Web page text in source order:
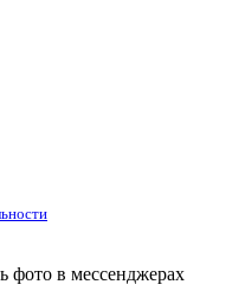
фото в мессенджерах